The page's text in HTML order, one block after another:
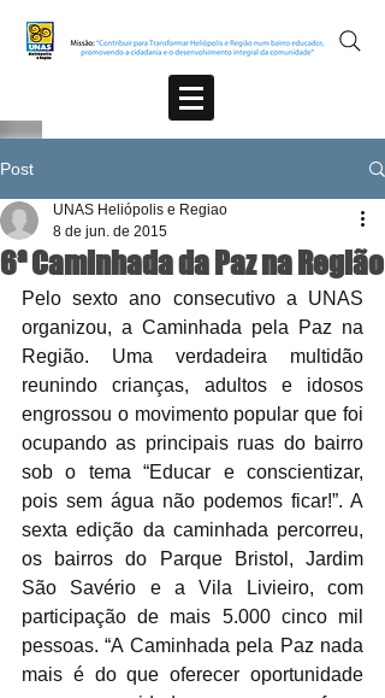
Post
6ª Caminhada da Paz na Região
UNAS Heliópolis e Regiao
8 de jun. de 2015
Pelo sexto ano consecutivo a UNAS
organizou, a Caminhada pela Paz na
Região. Uma verdadeira multidão
reunindo crianças, adultos e idosos
engrossou o movimento popular que foi
ocupando as principais ruas do bairro
sob o tema “Educar e conscientizar,
pois sem água não podemos ficar!”. A
sexta edição da caminhada percorreu,
os bairros do Parque Bristol, Jardim
São Savério e a Vila Livieiro, com
participação de mais 5.000 cinco mil
pessoas. “A Caminhada pela Paz nada
mais é do que oferecer oportunidade